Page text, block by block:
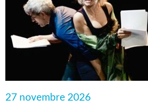
27 novembre 2026